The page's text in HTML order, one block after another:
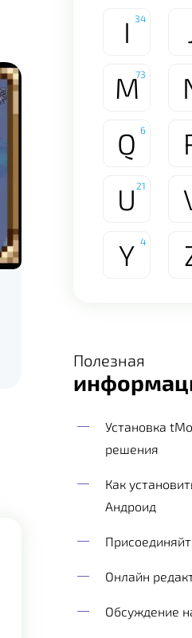
I 34
M73
Q 6
U 21
Y 4
Полезная
Установка
решения
Как
Андроид
Онлайн
Обсуждение